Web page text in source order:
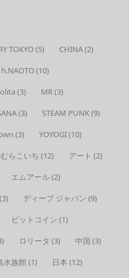
TOKYO(5) CHINA(2)
h.NAOTO(10)
(3) MR(3)
(3) STEAM PUNK(9)
(3) YOYOGI(10)
らこいち (12) アート (2)
エムアール(2)
ディープ ジャパン (9)
ビットコイン (1)
ロリータ (3) 中国 (3)
水族館(1) 日本 (12)